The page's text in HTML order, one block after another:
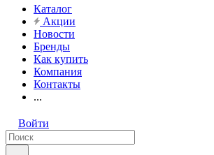
Каталог
Акции
Новости
Бренды
Как купить
Компания
Контакты
...
Войти